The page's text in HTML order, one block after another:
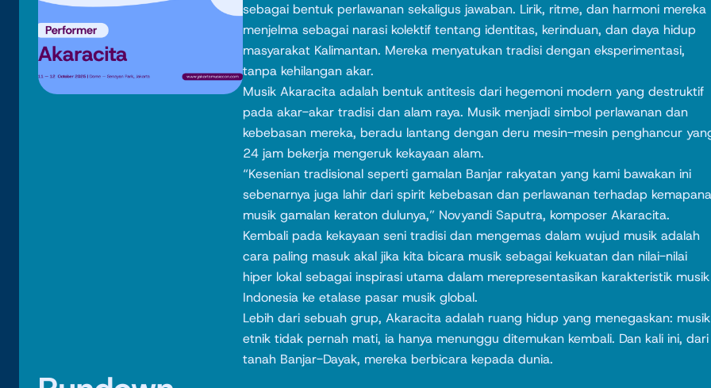
sebagai bentuk perlawanan sekaligus jawaban. Lirik, ritme, dan harmoni mereka
menjelma sebagai narasi kolektif tentang identitas, kerinduan, dan daya hidup
masyarakat Kalimantan. Mereka menyatukan tradisi dengan eksperimentasi,
tanpa kehilangan akar.
Musik Akaracita adalah bentuk antitesis dari hegemoni modern yang destruktif
pada akar-akar tradisi dan alam raya. Musik menjadi simbol perlawanan dan
kebebasan mereka, beradu lantang dengan deru mesin-mesin penghancur
24 jam bekerja mengeruk kekayaan alam.
“Kesenian tradisional seperti gamalan Banjar rakyatan yang kami bawakan ini
sebenarnya juga lahir dari spirit kebebasan dan perlawanan terhadap
musik gamalan keraton dulunya,” Novyandi Saputra, komposer Akaracita.
Kembali pada kekayaan seni tradisi dan mengemas dalam wujud musik adalah
cara paling masuk akal jika kita bicara musik sebagai kekuatan dan nilai-nilai
hiper lokal sebagai inspirasi utama dalam merepresentasikan karakteristik musik
Indonesia ke etalase pasar musik global.
Lebih dari sebuah grup, Akaracita adalah ruang hidup yang menegaskan: musik
etnik tidak pernah mati, ia hanya menunggu ditemukan kembali. Dan kali ini, dari
tanah Banjar-Dayak, mereka berbicara kepada dunia.